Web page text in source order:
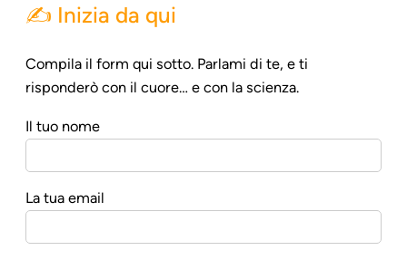
✍️ Inizia da qui
Compila il form qui sotto. Parlami di te, e ti
risponderò con il cuore… e con la scienza.
Il tuo nome
La tua email